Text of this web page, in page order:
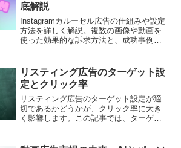
底解説
Instagramカルーセル広告の仕組みや設定
方法を詳しく解説。複数の画像や動画を
使った効果的な訴求方法と、成功事例か
リスティング広告のターゲット設
定とクリック率
リスティング広告のターゲット設定が適
切であるかどうかが、クリック率に大き
く影響します。この記事では、ターゲッ